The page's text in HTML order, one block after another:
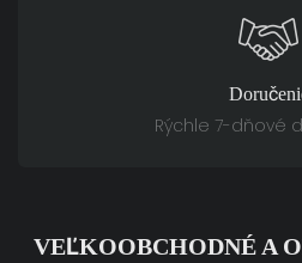
Rýchle 7-dňové
VEĽKOOBCHODNÉ A